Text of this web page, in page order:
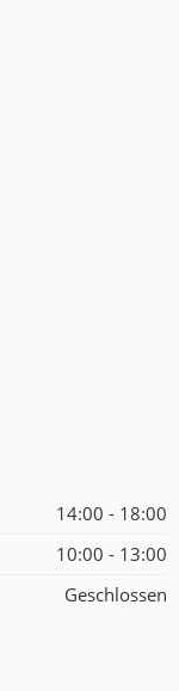
14:00 - 18:00
10:00 - 13:00
Geschlossen